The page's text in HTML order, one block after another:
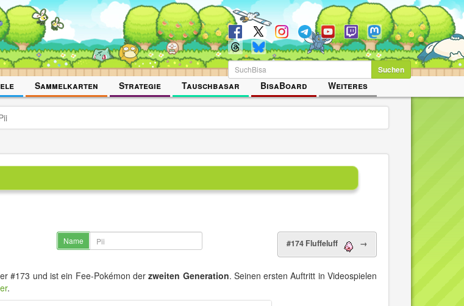
Sammelkarten Strategie Tauschbasar BisaBoard Weiteres
Suchen
Name #174 Fluffeluff →
#173 und ist ein Fee-Pokémon derzweiten Generation. Seinen ersten Auftritt in Videospielen
.